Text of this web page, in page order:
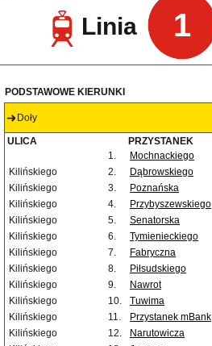
Linia 1
PODSTAWOWE KIERUNKI
Doły
ULICA PRZYSTANEK
1.
Mochnackiego
Kilińskiego
2. Dąbrowskiego
Kilińskiego
3. Poznańska
Kilińskiego
4. Przybyszewskiego
Kilińskiego
5. Senatorska
Kilińskiego
6. Tymienieckiego
Kilińskiego
7. Fabryczna
Kilińskiego
8. Piłsudskiego
Kilińskiego
9. Nawrot
Kilińskiego
10. Tuwima
Kilińskiego
11. Przystanek mBank
Kilińskiego
12. Narutowicza